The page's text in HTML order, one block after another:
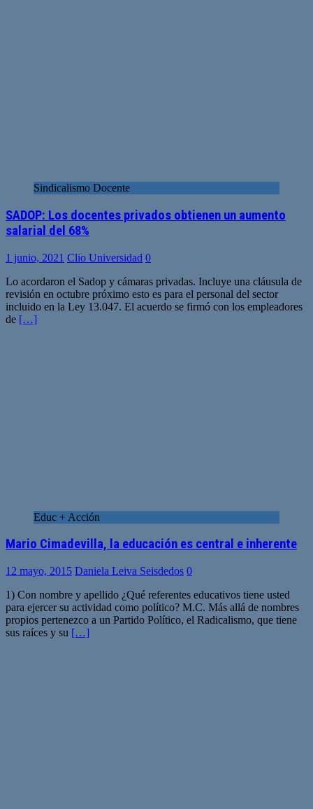
Sindicalismo Docente
SADOP: Los docentes privados obtienen un aumento
salarial del 68%
1 junio, 2021 Clio Universidad 0
Lo acordaron el Sadop y cámaras privadas. Incluye una cláusula de
revisión en octubre próximo esto es para el personal del sector
incluido en la Ley 13.047. El acuerdo se firmó con los empleadores
de […]
Educ + Acción
Mario Cimadevilla, la educación es central e inherente
12 mayo, 2015 Daniela Leiva Seisdedos 0
1) Con nombre y apellido ¿Qué referentes educativos tiene usted
para ejercer su actividad como político? M.C. Más allá de nombres
propios pertenezco a un Partido Político, el Radicalismo, que tiene
sus raíces y su […]